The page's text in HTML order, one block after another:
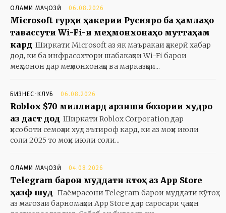
ОЛАМИ МАҶОЗӢ 06.08.2026
Microsoft гурӯҳи ҳакерии Русияро ба ҳамлаҳо
тавассути Wi-Fi-и меҳмонхонаҳо муттаҳам
кард Ширкати Microsoft аз як маъракаи ҳакерӣ хабар
дод, ки ба инфрасохтори шабакаҳои Wi-Fi барои
меҳмонон дар меҳмонхонаҳо ва марказҳои...
БИЗНЕС-КЛУБ 06.08.2026
Roblox $70 миллиард арзиши бозории худро
аз даст дод Ширкати Roblox Corporation дар
ҳисоботи семоҳаи худ эътироф кард, ки аз моҳи июли
соли 2025 то моҳи июли соли...
ОЛАМИ МАҶОЗӢ 04.08.2026
Telegram барои муддати кӯтоҳ аз App Store
ҳазф шуд Паёмрасони Telegram барои муддати кӯтоҳ
аз мағозаи барномаҳои App Store дар саросари ҷаҳон